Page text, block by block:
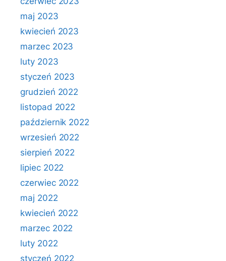
maj 2023
kwiecień 2023
marzec 2023
luty 2023
styczeń 2023
grudzień 2022
listopad 2022
październik 2022
wrzesień 2022
sierpień 2022
lipiec 2022
czerwiec 2022
maj 2022
kwiecień 2022
marzec 2022
luty 2022
styczeń 2022